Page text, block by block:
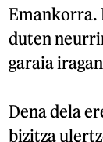
Emankorra.
duten
garaia
Dena dela
bizitza